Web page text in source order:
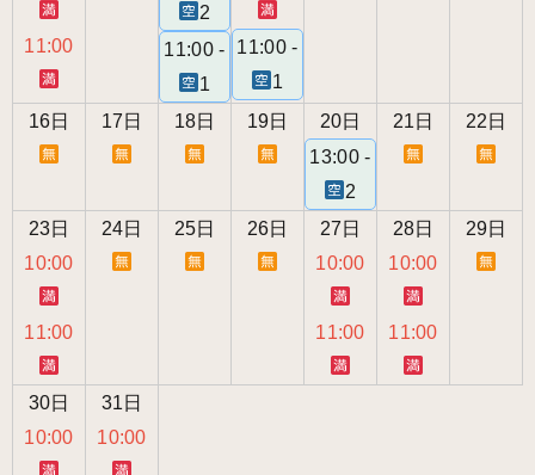
11:00
2
11:00 -
1
11:00 -
1
16日 17日 18日 19日
20日
13:00 -
2
21日 22日
23日
10:00
11:00
24日 25日 26日
27日
10:00
11:00
28日
10:00
11:00
29日
30日
10:00
31日
10:00